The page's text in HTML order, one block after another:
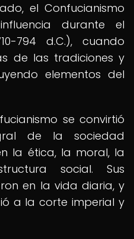
el Confucianismo
durante el
794 d.C.), cuando
de las tradiciones y
elementos del
se convirtió
de la sociedad
la ética, la moral, la
social. Sus
en la vida diaria, y
a la corte imperial y